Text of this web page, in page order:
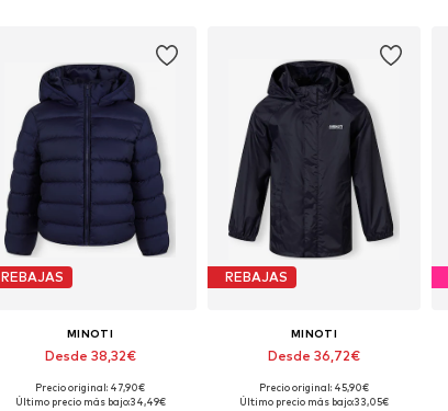
REBAJAS
MINOTI
Desde 38,32€
Disponible en muchas tallas
Precio original: 47,90€
Último precio más bajo:34,49€
REBAJAS
MINOTI
Desde 36,72€
Disponible en muchas tallas
Precio original: 45,90€
Último precio más bajo:33,05€